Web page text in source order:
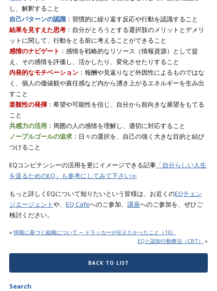
し、解釈すること
自己パターンの認識： 習慣的に繰り返す反応や行動を認識すること
結果を見すえた思考： 自分がとろうとする選択肢のメリットとデメリ
ットに関して、行動をとる前に考えることができること
感情のナビゲート ： 感情を戦略的なリソース（情報資源）として捉
え、その感情を評価し、活かしたり、変化させたりすること
内発的なモチベーション： 報酬や見返りなど外因性によるものではな
く、個人の価値観や責任感など内から湧き上がるエネルギーを生み出
すこと
楽観性の発揮： 希望や可能性を信じ、自分から前向きな展望をもてる
こと
共感力の活用 ： 周囲の人の感情を理解し、適切に対応すること
ノーブルゴールの追求： 日々の選択を、自己の強く大きな目的と結び
つけること
EQコンピテンシーの活用を更にイメージできる記事「自分らしい人生
を送るためのEQ」も参考にしてみて下さい≫
もっと詳しくEQについて知りたいという皆様は、お近くのEQチェン
ジエージェントや、 EQ Cafeへのご参加、 講座へのご参加を、ぜひご
検討ください。
«情報に基づく組織について ― ドラッカーが伝えたかったこと（10）
EQと認知行動療法（CBT）
»
BACK TO LIST
Search